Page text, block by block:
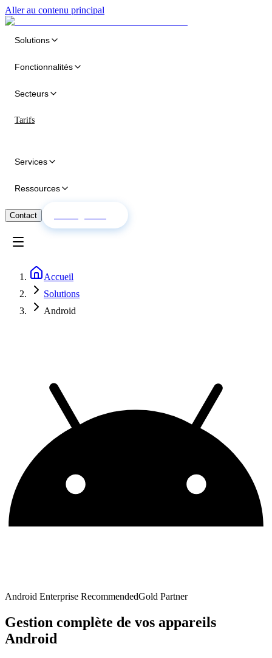
Aller au contenu principal
Solutions
Fonctionnalités
Secteurs
Tarifs
Services
Ressources
Contact
Accueil
Solutions
Android
Android Enterprise RecommendedGold Partner
Gestion complète de vos appareils
Android